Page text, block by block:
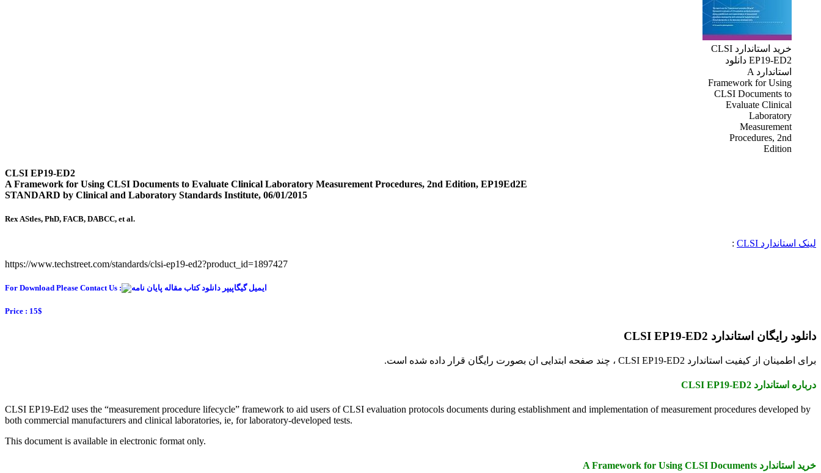
خرید استاندارد CLSI
EP19-ED2 دانلود
استاندارد A
Framework for Using
CLSI Documents to
Evaluate Clinical
Laboratory
Measurement
Procedures, 2nd
Edition
CLSI EP19-ED2
A Framework for Using CLSI Documents to Evaluate Clinical Laboratory Measurement Procedures, 2nd Edition, EP19Ed2E
STANDARD by Clinical and Laboratory Standards Institute, 06/01/2015
Rex AStles, PhD, FACB, DABCC, et al.
لینک استاندارد CLSI
:
https://www.techstreet.com/standards/clsi-ep19-ed2?product_id=1897427
For Download Please Contact Us :
Price : 15$
دانلود رایگان استاندارد CLSI EP19-ED2
برای اطمینان از کیفیت استاندارد CLSI EP19-ED2 ، چند صفحه ابتدایی ان بصورت رایگان قرار داده شده است.
درباره استاندارد CLSI EP19-ED2
CLSI EP19-Ed2 uses the “measurement procedure lifecycle” framework to aid users of CLSI evaluation protocols documents during establishment and implementation of measurement procedures developed by
both commercial manufacturers and clinical laboratories, ie, for laboratory-developed tests.
This document is available in electronic format only.
خرید استاندارد A Framework for Using CLSI Documents